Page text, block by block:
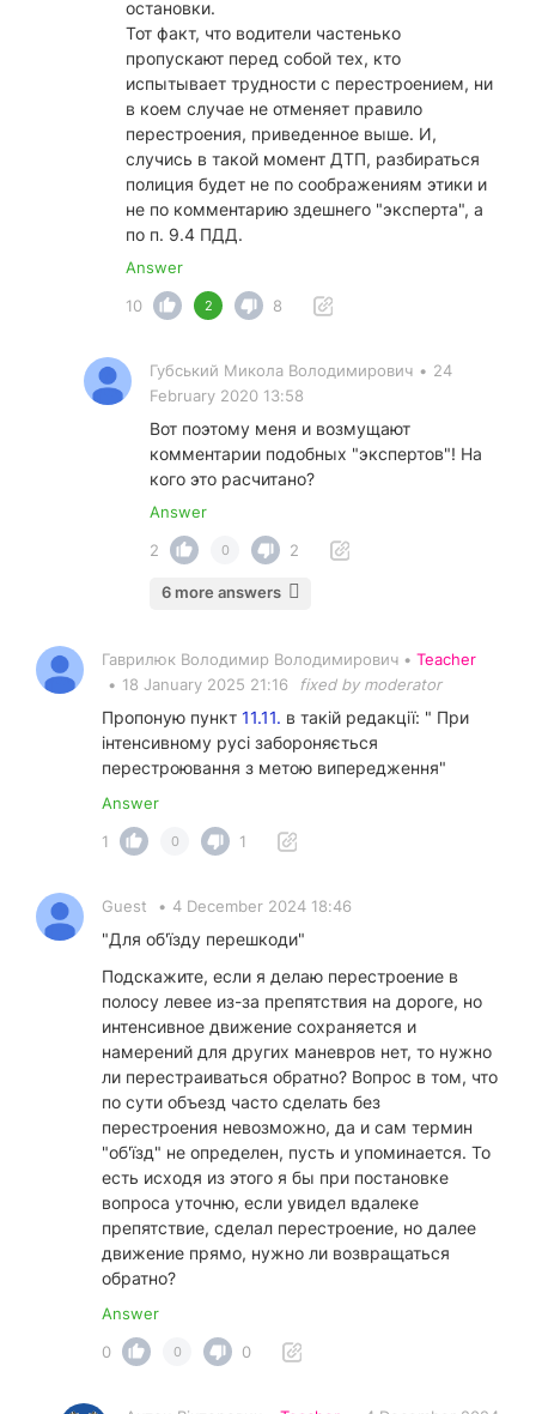
остановки.
Тот факт, что водители частенько
пропускают перед собой тех, кто
испытывает трудности с перестроением, ни
в коем случае не отменяет правило
перестроения, приведенное выше. И,
случись в такой момент ДТП, разбираться
полиция будет не по соображениям этики и
не по комментарию здешнего "эксперта", а
по п. 9.4 ПДД.
Answer
10
2 8
Губський Микола Володимирович • 24
February 2020 13:58
Вот поэтому меня и возмущают
комментарии подобных "экспертов"! На
кого это расчитано?
Answer
2
0 2
6 more answers
Гаврилюк Володимир Володимирович • Teacher
• 18 January 2025 21:16 fixed by moderator
Пропоную пункт 11.11. в такій редакції: " При
інтенсивному русі забороняється
перестроювання з метою випередження"
Answer
1
0 1
Guest • 4 December 2024 18:46
"Для об'їзду перешкоди"
Подскажите, если я делаю перестроение в
полосу левее из-за препятствия на дороге, но
интенсивное движение сохраняется и
намерений для других маневров нет, то нужно
ли перестраиваться обратно? Вопрос в том, что
по сути объезд часто сделать без
перестроения невозможно, да и сам термин
"об'їзд" не определен, пусть и упоминается. То
есть исходя из этого я бы при постановке
вопроса уточню, если увидел вдалеке
препятствие, сделал перестроение, но далее
движение прямо, нужно ли возвращаться
обратно?
Answer
0
0 0